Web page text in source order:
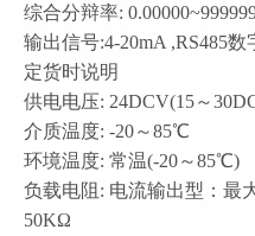
综合分辩率:
输出信号:4-20mA ,RS485
定货时说明
供电电压: 24DCV(15～
介质温度: -20～85℃
环境温度: 常温(-20～85℃)
负载电阻 : 电流输出型：最
50KΩ